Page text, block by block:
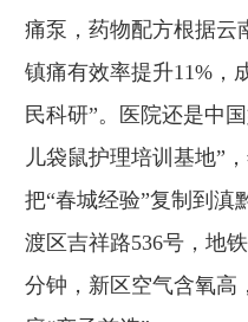
痛泵，药物配方根据云
镇痛有效率提升11%，
民科研”。医院还是中
儿袋鼠护理培训基地”
把“春城经验”复制到滇
渡区吉祥路536号，地
分钟，新区空气含氧高